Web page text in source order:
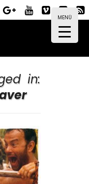
MENÜ
in: